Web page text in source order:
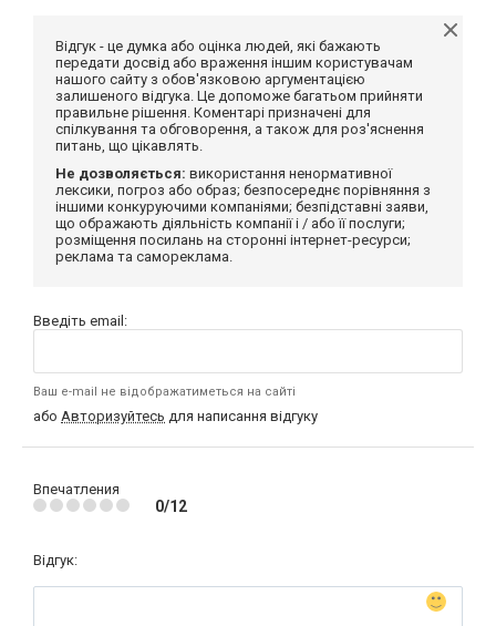
Відгук - це думка або оцінка людей, які бажають
передати досвід або враження іншим користувачам
нашого сайту з обов'язковою аргументацією
залишеного відгука. Це допоможе багатьом прийняти
правильне рішення. Коментарі призначені для
спілкування та обговорення, а також для роз'яснення
питань, що цікавлять.
Не дозволяється: використання ненормативної
лексики, погроз або образ; безпосереднє порівняння з
іншими конкуруючими компаніями; безпідставні заяви,
що ображають діяльність компанії і / або її послуги;
розміщення посилань на сторонні інтернет-ресурси;
реклама та самореклама.
Введіть email:
Ваш e-mail не відображатиметься на сайті
або Авторизуйтесь для написання відгуку
Впечатления
0/12
Відгук: